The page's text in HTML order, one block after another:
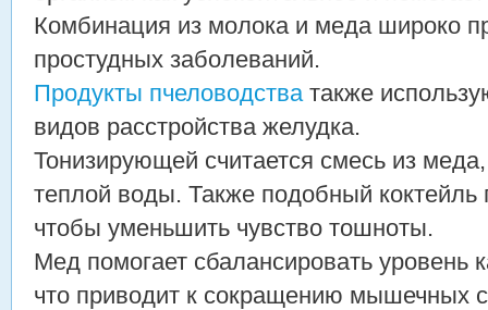
Комбинация из молока и меда широко
простудных заболеваний.
Продукты пчеловодстватакже
видов расстройства желудка.
Тонизирующей считается смесь из
теплой воды. Также подобный коктейль
чтобы уменьшить чувство тошноты.
Мед помогает сбалансировать уровень
что приводит к сокращению мышечных